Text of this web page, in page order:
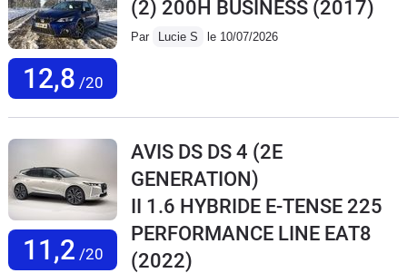
12,8 /20
(2) 200H BUSINESS (2017)
Par Lucie S le 10/07/2026
11,2 /20
AVIS DS DS 4 (2E
GENERATION)
II 1.6 HYBRIDE E-TENSE 225
PERFORMANCE LINE EAT8
(2022)